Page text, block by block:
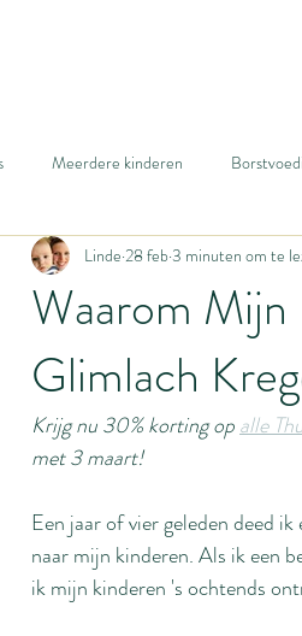
Meerdere kinderen
leven Katholiek geloof
Activiteiten met baby's
Gastblog
Homesteading
Waarom
Glimlach
Linde 28 feb 3 minuten om te
Krijg nu 30% korting op alle
met 3 maart!
Een jaar of vier geleden deed
naar mijn kinderen. Als ik een
ik mijn kinderen 's ochtends